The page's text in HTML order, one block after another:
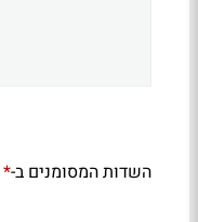
השדות המסומנים ב-*